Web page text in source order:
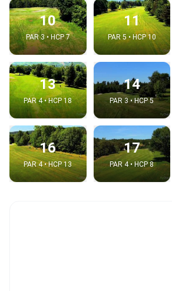
10
PAR 3 • HCP 7
11
PAR 5 • HCP 10
13
PAR 4 • HCP 18
14
PAR 3 • HCP 5
16
PAR 4 • HCP 13
17
PAR 4 • HCP 8